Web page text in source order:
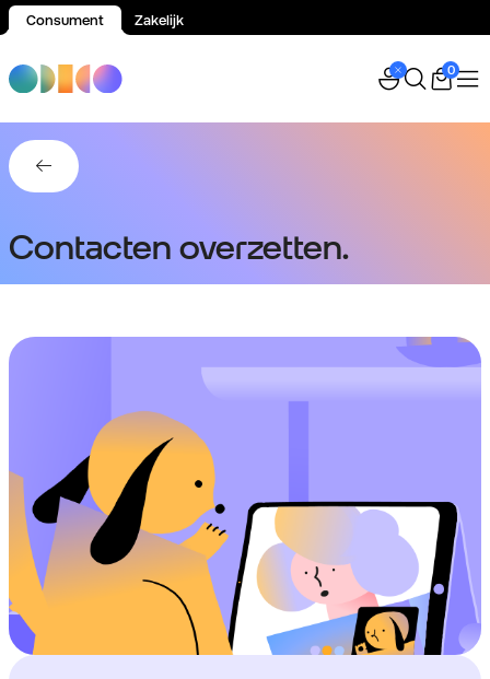
Consument Zakelijk
0
Terug naar Simkaart & eSIM.
Contacten overzetten.